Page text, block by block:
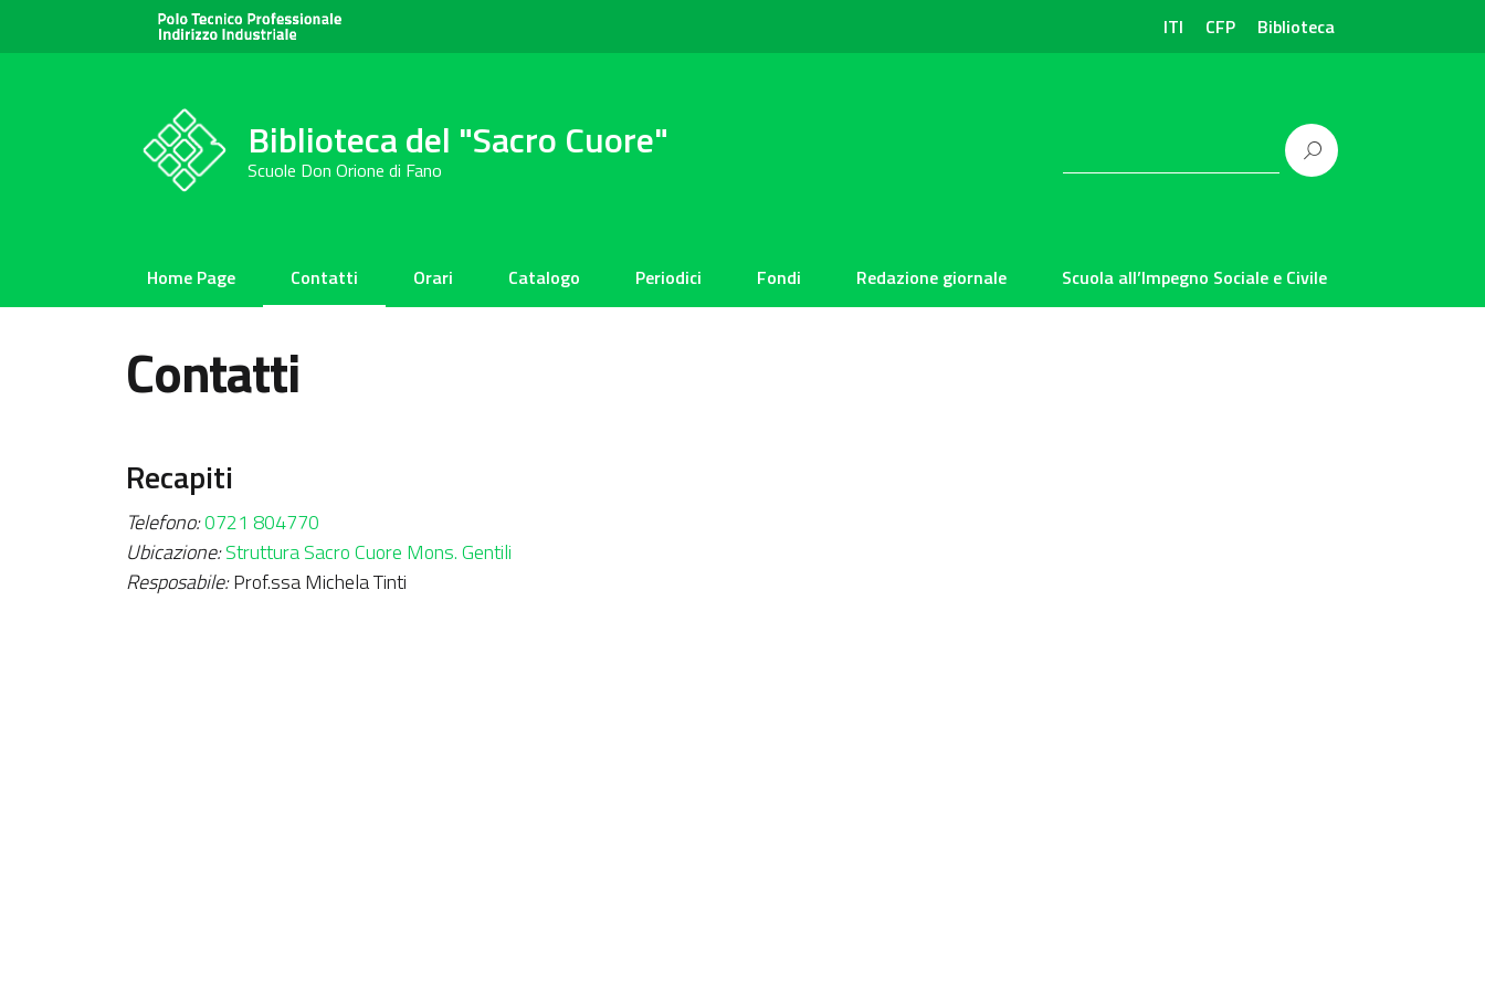
ITI CFP Biblioteca
Biblioteca del "Sacro Cuore"
Scuole Don Orione di Fano
Home Page Contatti Orari Catalogo Periodici Fondi Redazione giornale Scuola all’Impegno Sociale e Civile
Contatti
Recapiti
Telefono:0721 804770
Ubicazione:Struttura Sacro Cuore Mons. Gentili
Resposabile:Prof.ssa Michela Tinti